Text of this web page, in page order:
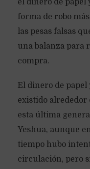
el dinero de
forma de robo
las pesas falsas
una balanza para
compra.
El dinero de
existido alrededor
esta última
Yeshua, aunque
tiempo hubo
circulación, pero